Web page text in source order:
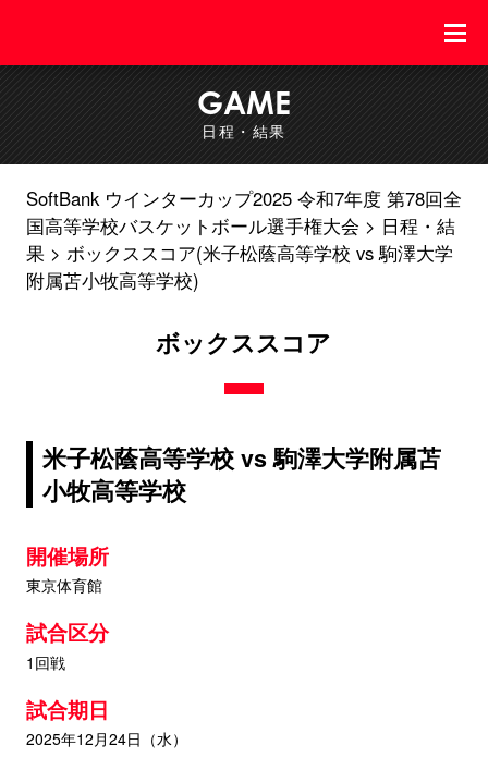
GAME
日程・結果
SoftBank ウインターカップ2025 令和7年度 第78回全
国高等学校バスケットボール選手権大会
日程・結
果
ボックススコア(米子松蔭高等学校 vs 駒澤大学
附属苫小牧高等学校)
ボックススコア
米子松蔭高等学校 vs 駒澤大学附属苫
小牧高等学校
開催場所
東京体育館
試合区分
1回戦
試合期日
2025年12月24日（水）